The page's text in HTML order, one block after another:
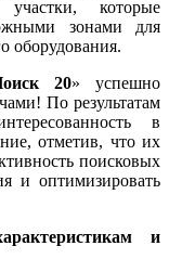
которые
зонами для
оборудования.
20» успешно
По результатам
в
отметив, что их
поисковых
и оптимизировать
и